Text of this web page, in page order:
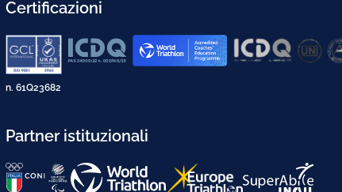
Certificazioni
n. 61Q23682
Partner istituzionali